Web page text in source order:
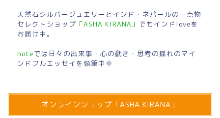
天然石シルバージュエリーとインド・ネパールの一点物
セレクトショップ 「ASHA KIRANA」 でもインドloveを
お届け中。
noteでは日々の出来事・心の動き・思考の揺れのマイ
ンドフルエッセイを執筆中🌞
オンラインショップ「ASHA KIRANA」